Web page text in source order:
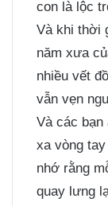
con là lộc
Và khi thời
năm xưa
nhiều vết
vẫn vẹn
Và các bạn
xa vòng
nhớ rằng
quay lưng